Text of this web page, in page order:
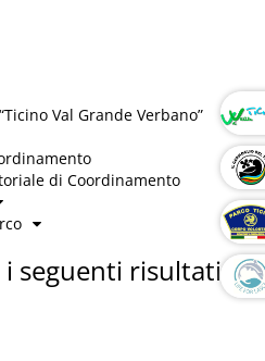
Val Grande Verbano”
di Coordinamento
seguenti risultati